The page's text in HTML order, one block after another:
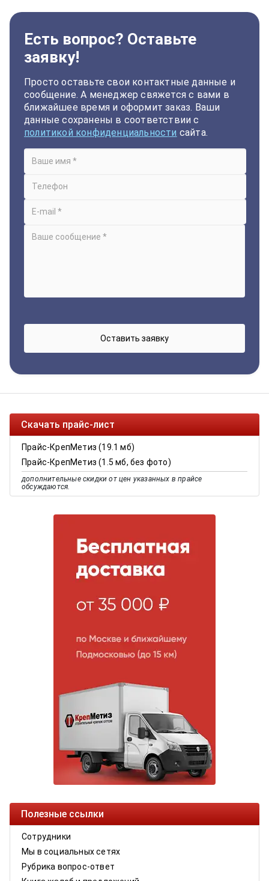
Есть вопрос? Оставьте
заявку!
Просто оставьте свои контактные данные и
сообщение. А менеджер свяжется с вами в
ближайшее время и оформит заказ. Ваши
данные сохранены в соответствии с
политикой конфиденциальности сайта.
Скачать прайс-лист
Прайс-КрепМетиз (19.1 мб)
Прайс-КрепМетиз (1.5 мб, без фото)
дополнительные скидки от цен указанных в прайсе
обсуждаются.
Полезные ссылки
Сотрудники
Мы в социальных сетях
Рубрика вопрос-ответ